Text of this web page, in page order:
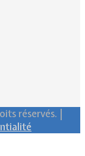
réservés. |